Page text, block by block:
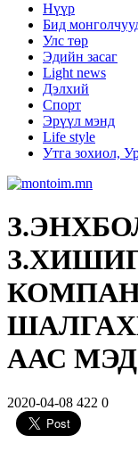
Нүүр
Бид
Улс төр
Эдийн засаг
Light news
Дэлхий
Спорт
Эрүүл мэнд
Life style
Утга зохиол,
ААС
2020-04-08 422 0